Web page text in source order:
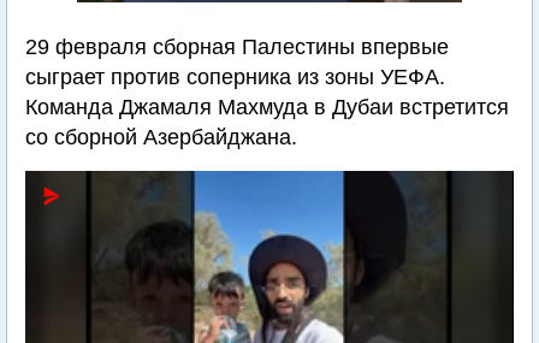
29 февраля сборная Палестины впервые
сыграет против соперника из зоны УЕФА.
Команда Джамаля Махмуда в Дубаи встретится
со сборной Азербайджана.